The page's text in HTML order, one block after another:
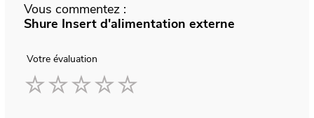
Vous commentez :
Shure Insert d'alimentation externe
Votre évaluation